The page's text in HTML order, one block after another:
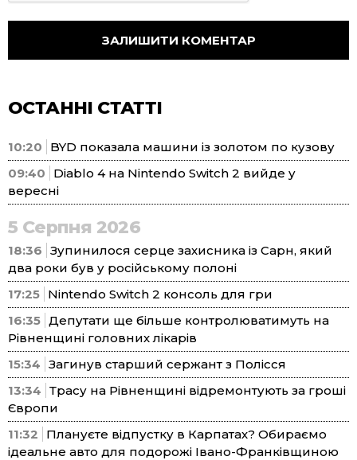
ОСТАННІ СТАТТІ
10:20
BYD показала машини із золотом по кузову
09:40
Diablo 4 на Nintendo Switch 2 вийде у
вересні
5 Серпня 2026
18:36 Зупинилося серце захисника із Сарн, який
два роки був у російському полоні
17:25 Nintendo Switch 2 консоль для гри
16:35 Депутати ще більше контролюватимуть на
Рівненщині головних лікарів
15:34 Загинув старший сержант з Полісся
13:34 Трасу на Рівненщині відремонтують за гроші
Європи
11:32
Плануєте відпустку в Карпатах? Обираємо
ідеальне авто для подорожі Івано-Франківщиною